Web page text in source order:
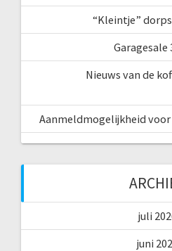
“Kleintje”
Garagesale
Nieuws van de
Aanmeldmogelijkheid
juli
juni